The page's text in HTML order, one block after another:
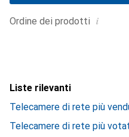
Ordine dei prodotti i
Liste rilevanti
Telecamere di rete più
Telecamere di rete più